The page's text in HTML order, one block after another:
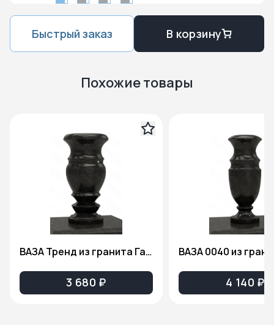
Быстрый заказ В корзину
Похожие товары
ВАЗА Тренд из гранита Габбро Диабаз
3 680 ₽ 4 140 ₽